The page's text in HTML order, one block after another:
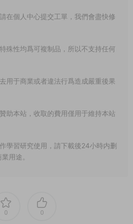
個人中心提交工單，我們會盡快修
性均爲可複制品，所以不支持任何
于商業或者違法行爲造成嚴重後果
本站，收取的費用僅用于維持本站
學習研究使用，請下載後24小時内删
用途。
0 0